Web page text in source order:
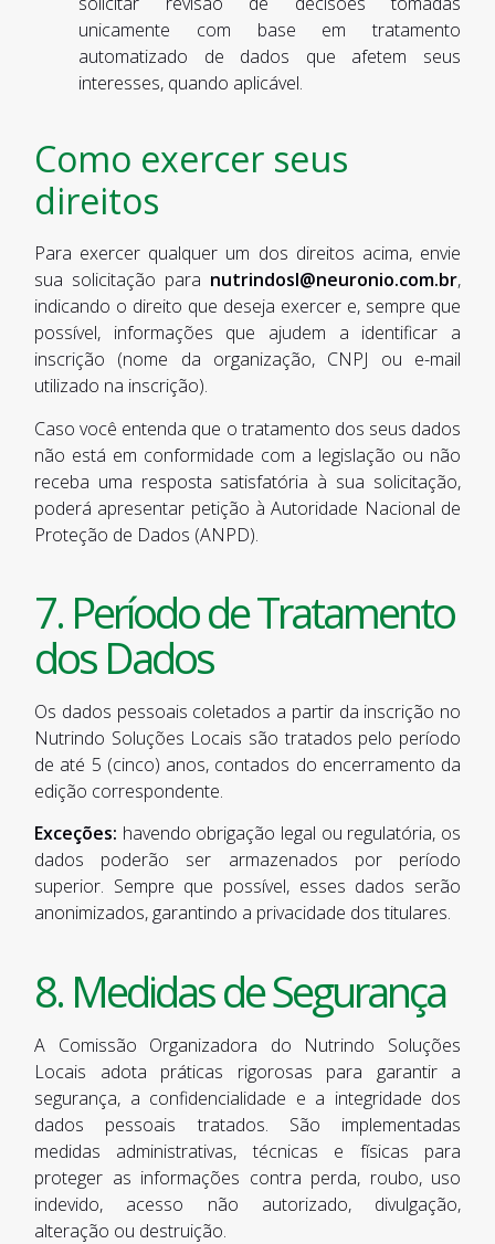
unicamente com base em tratamento
automatizado de dados que afetem seus
interesses, quando aplicável.
Como exercer seus
direitos
Para exercer qualquer um dos direitos acima, envie
sua solicitação para nutrindosl@neuronio.com.br,
indicando o direito que deseja exercer e, sempre que
possível, informações que ajudem a identificar a
inscrição (nome da organização, CNPJ ou e-mail
utilizado na inscrição).
Caso você entenda que o tratamento dos seus dados
não está em conformidade com a legislação ou não
receba uma resposta satisfatória à sua solicitação,
poderá apresentar petição à Autoridade Nacional de
Proteção de Dados (ANPD).
7. Período de Tratamento
dos Dados
Os dados pessoais coletados a partir da inscrição no
Nutrindo Soluções Locais são tratados pelo período
de até 5 (cinco) anos, contados do encerramento da
edição correspondente.
Exceções: havendo obrigação legal ou regulatória, os
dados poderão ser armazenados por período
superior. Sempre que possível, esses dados serão
anonimizados, garantindo a privacidade dos titulares.
8. Medidas de Segurança
A Comissão Organizadora do Nutrindo Soluções
Locais adota práticas rigorosas para garantir a
segurança, a confidencialidade e a integridade dos
dados pessoais tratados. São implementadas
medidas administrativas, técnicas e físicas para
proteger as informações contra perda, roubo, uso
indevido, acesso não autorizado, divulgação,
alteração ou destruição.